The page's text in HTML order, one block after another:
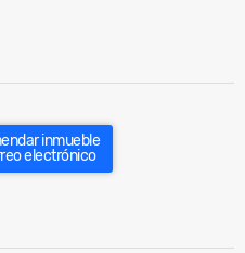
inmueble
electrónico